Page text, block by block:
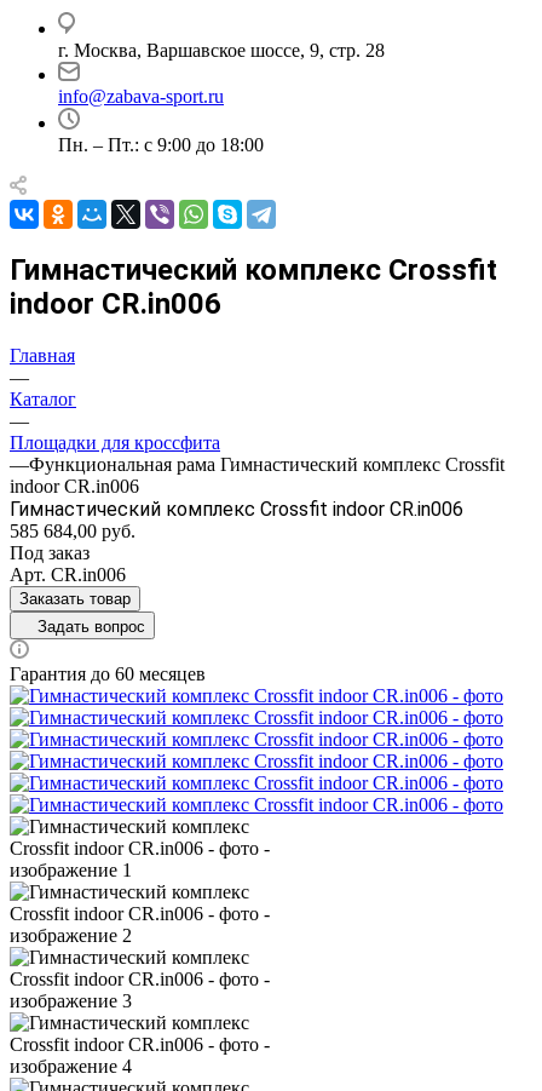
г. Москва, Варшавское шоссе, 9, стр. 28
info@zabava-sport.ru
Пн. – Пт.: с 9:00 до 18:00
Гимнастический комплекс Crossfit
indoor CR.in006
Главная
—
Каталог
—
Площадки для кроссфита
—Функциональная рама Гимнастический комплекс Crossfit
indoor CR.in006
Гимнастический комплекс Crossfit indoor CR.in006
585 684,00 руб.
Под заказ
Арт. CR.in006
Заказать товар
Задать вопрос
Гарантия до 60 месяцев